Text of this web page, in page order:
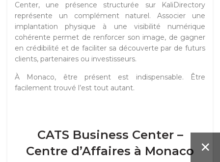
Center, une présence structurée sur KaliDirectory
représente un complément naturel. Associer une
implantation physique à une visibilité numérique
cohérente permet de renforcer son image, de gagner
en crédibilité et de faciliter sa découverte par de futurs
clients, partenaires ou investisseurs.
À Monaco, être présent est indispensable. Être
facilement trouvé l’est tout autant.
CATS Business Center –
Centre d’Affaires à Monaco